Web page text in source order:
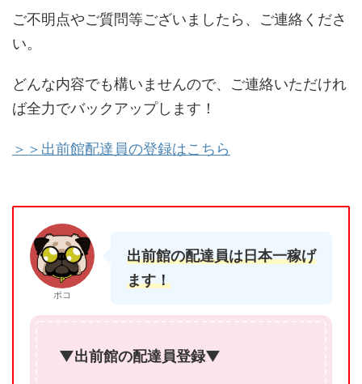
ご不明点やご質問等ございましたら、ご連絡くださ
い。
どんな内容でも構いませんので、ご連絡いただけれ
ば全力でバックアップします！
＞＞出前館配達員の登録はこちら
ポコ
出前館の配達員は日本一稼げ
ます！
▼出前館の配達員登録▼